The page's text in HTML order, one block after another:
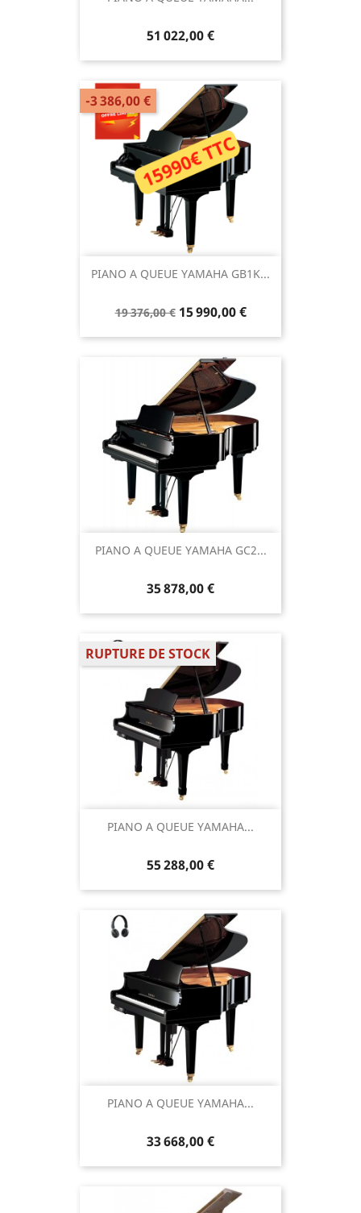
51 022,00 €
PIANO A QUEUE YAMAHA GB1K...
19 376,00 € 15 990,00 €
-3 386,00 €
PIANO A QUEUE YAMAHA GC2...
35 878,00 €
PIANO A QUEUE YAMAHA...
55 288,00 €
RUPTURE DE STOCK
PIANO A QUEUE YAMAHA...
33 668,00 €